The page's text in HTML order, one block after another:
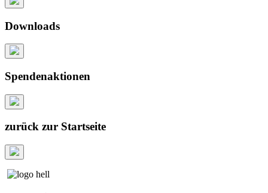
Downloads
Spendenaktionen
zurück zur Startseite